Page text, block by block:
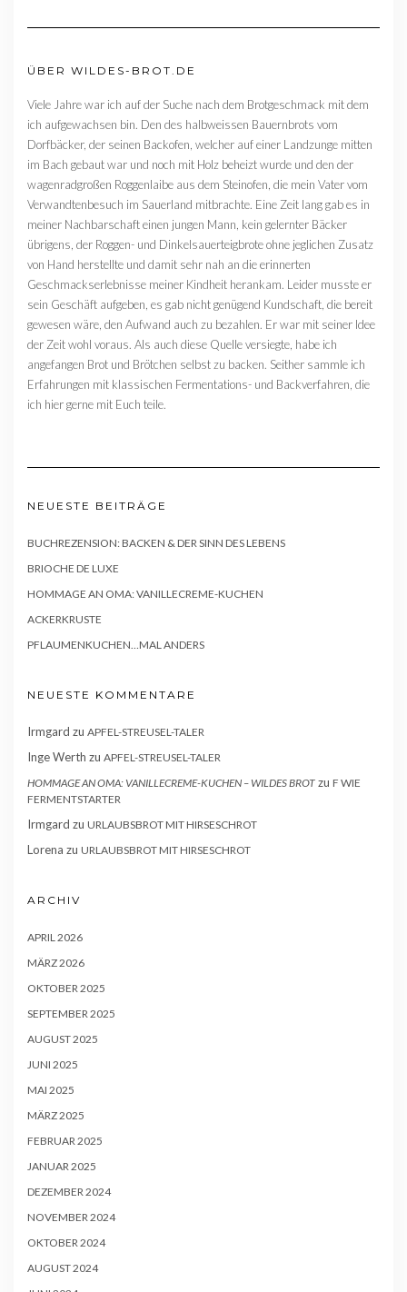
ÜBER WILDES-BROT.DE
Viele Jahre war ich auf der Suche nach dem Brotgeschmack mit dem
ich aufgewachsen bin. Den des halbweissen Bauernbrots vom
Dorfbäcker, der seinen Backofen, welcher auf einer Landzunge mitten
im Bach gebaut war und noch mit Holz beheizt wurde und den der
wagenradgroßen Roggenlaibe aus dem Steinofen, die mein Vater vom
Verwandtenbesuch im Sauerland mitbrachte. Eine Zeit lang gab es in
meiner Nachbarschaft einen jungen Mann, kein gelernter Bäcker
übrigens, der Roggen- und Dinkelsauerteigbrote ohne jeglichen Zusatz
von Hand herstellte und damit sehr nah an die erinnerten
Geschmackserlebnisse meiner Kindheit herankam. Leider musste er
sein Geschäft aufgeben, es gab nicht genügend Kundschaft, die bereit
gewesen wäre, den Aufwand auch zu bezahlen. Er war mit seiner Idee
der Zeit wohl voraus. Als auch diese Quelle versiegte, habe ich
angefangen Brot und Brötchen selbst zu backen. Seither sammle ich
Erfahrungen mit klassischen Fermentations- und Backverfahren, die
ich hier gerne mit Euch teile.
NEUESTE BEITRÄGE
BUCHREZENSION: BACKEN & DER SINN DES LEBENS
BRIOCHE DE LUXE
HOMMAGE AN OMA: VANILLECREME-KUCHEN
ACKERKRUSTE
PFLAUMENKUCHEN…MAL ANDERS
NEUESTE KOMMENTARE
Irmgard zu APFEL-STREUSEL-TALER
Inge Werth zu APFEL-STREUSEL-TALER
HOMMAGE AN OMA: VANILLECREME-KUCHEN – WILDES BROT zu F WIE
FERMENTSTARTER
Irmgard zu URLAUBSBROT MIT HIRSESCHROT
Lorena zu URLAUBSBROT MIT HIRSESCHROT
ARCHIV
APRIL 2026
MÄRZ 2026
OKTOBER 2025
SEPTEMBER 2025
AUGUST 2025
JUNI 2025
MAI 2025
MÄRZ 2025
FEBRUAR 2025
JANUAR 2025
DEZEMBER 2024
NOVEMBER 2024
OKTOBER 2024
AUGUST 2024